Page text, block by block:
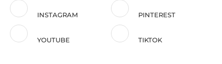
INSTAGRAM PINTEREST
YOUTUBE TIKTOK